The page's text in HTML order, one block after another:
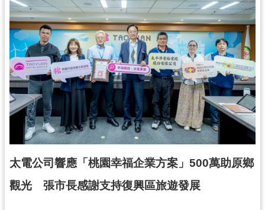
訊
錄
業
務
資
訊
訊
告
便
民
太電公司響應「桃園幸福企業方案」500萬助原鄉
觀光 張市長感謝支持復興區旅遊發展